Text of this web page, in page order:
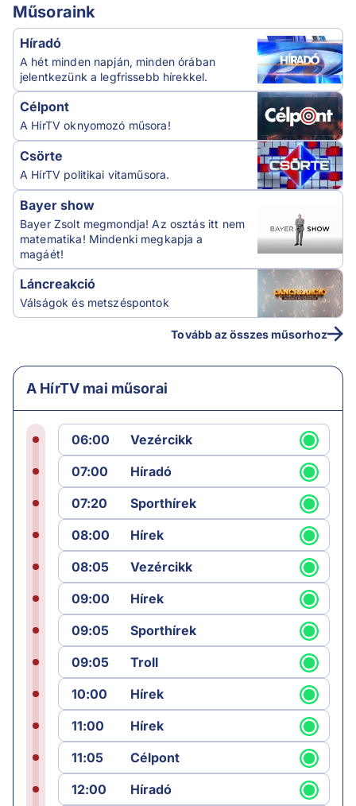
Műsoraink
Híradó
A hét minden napján, minden órában
jelentkezünk a legfrissebb hírekkel.
Célpont
A HírTV oknyomozó műsora!
Csörte
A HírTV politikai vitaműsora.
Bayer show
Bayer Zsolt megmondja! Az osztás itt nem
matematika! Mindenki megkapja a
magáét!
Láncreakció
Válságok és metszéspontok
Tovább az összes műsorhoz
A HírTV mai műsorai
06:00
Vezércikk
07:00
Híradó
07:20
Sporthírek
08:00
Hírek
08:05
Vezércikk
09:00
Hírek
09:05
Sporthírek
09:05
Troll
10:00
Hírek
11:00
Hírek
11:05
Célpont
12:00
Híradó